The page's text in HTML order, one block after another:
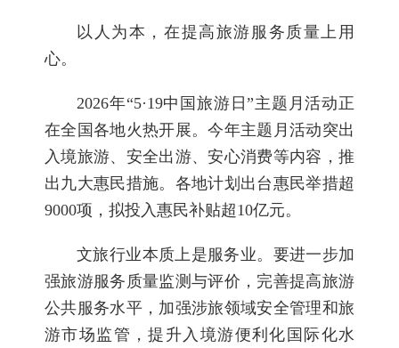
以人为本，在提高旅游服务质量上用
心。
2026年“5·19中国旅游日”主题月活动正
在全国各地火热开展。今年主题月活动突出
入境旅游、安全出游、安心消费等内容，推
出九大惠民措施。各地计划出台惠民举措超
9000项，拟投入惠民补贴超10亿元。
文旅行业本质上是服务业。要进一步加
强旅游服务质量监测与评价，完善提高旅游
公共服务水平，加强涉旅领域安全管理和旅
游市场监管，提升入境游便利化国际化水